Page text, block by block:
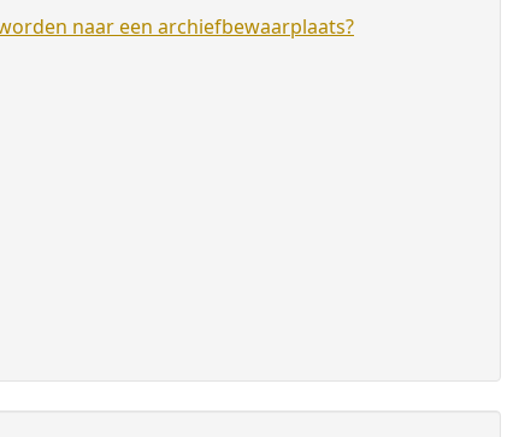
naar een archiefbewaarplaats?